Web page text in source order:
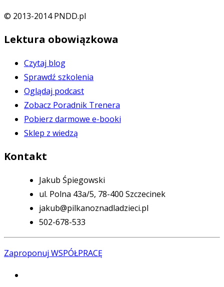
© 2013-2014 PNDD.pl
Lektura obowiązkowa
Czytaj blog
Sprawdź szkolenia
Oglądaj podcast
Zobacz Poradnik Trenera
Pobierz darmowe e-booki
Sklep z wiedzą
Kontakt
Jakub Śpiegowski
ul. Polna 43a/5, 78-400 Szczecinek
jakub@pilkanoznadladzieci.pl
502-678-533
Zaproponuj WSPÓŁPRACĘ